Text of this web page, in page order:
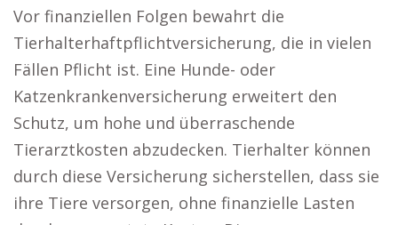
Vor finanziellen Folgen bewahrt die
Tierhalterhaftpflichtversicherung, die in vielen
Fällen Pflicht ist. Eine Hunde- oder
Katzenkrankenversicherung erweitert den
Schutz, um hohe und überraschende
Tierarztkosten abzudecken. Tierhalter können
durch diese Versicherung sicherstellen, dass sie
ihre Tiere versorgen, ohne finanzielle Lasten